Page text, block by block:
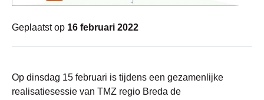
Geplaatst op 16 februari 2022
Op dinsdag 15 februari is tijdens een gezamenlijke
realisatiesessie van TMZ regio Breda de